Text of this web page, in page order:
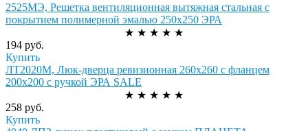
2525МЭ, Решетка вентиляционная вытяжная стальная с
покрытием полимерной эмалью 250х250 ЭРА
★ ★ ★ ★ ★
194 руб.
Купить
ЛТ2020М, Люк-дверца ревизионная 260х260 с фланцем
200х200 с ручкой ЭРА SALE
★ ★ ★ ★ ★
258 руб.
Купить